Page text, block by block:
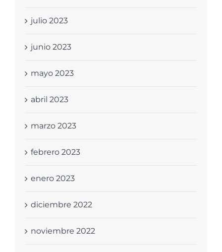
julio 2023
junio 2023
mayo 2023
abril 2023
marzo 2023
febrero 2023
enero 2023
diciembre 2022
noviembre 2022